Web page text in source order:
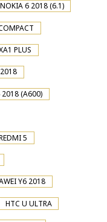
NOKIA 6 2018 (6.1)
PLUS
2018 (A600)
5
Y6 2018
HTC U ULTRA